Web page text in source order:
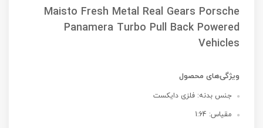
Maisto Fresh Metal Real Gears Porsche
Panamera Turbo Pull Back Powered
Vehicles
ویژگی‌های محصول
جنس بدنه: فلزی دایکست
مقیاس: 1:64